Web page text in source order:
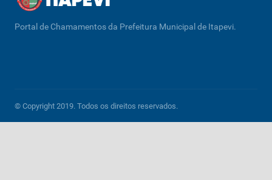
Portal de Chamamentos da Prefeitura Municipal de Itapevi.
© Copyright 2019. Todos os direitos reservados.